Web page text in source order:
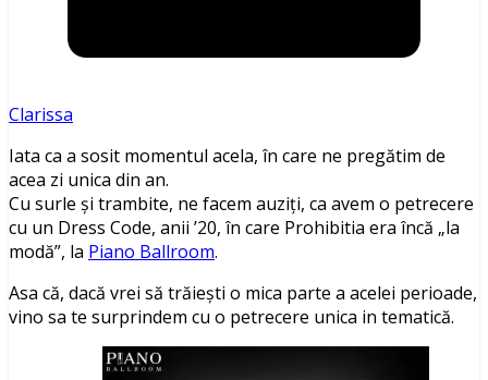
Clarissa
Iata ca a sosit momentul acela, în care ne pregătim de
acea zi unica din an.
Cu surle și trambite, ne facem auziți, ca avem o petrecere
cu un Dress Code, anii ’20, în care Prohibitia era încă „la
modă”, la Piano Ballroom.
Asa că, dacă vrei să trăiești o mica parte a acelei perioade,
vino sa te surprindem cu o petrecere unica in tematică.